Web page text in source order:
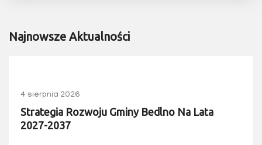
Najnowsze Aktualności
4 sierpnia 2026
Strategia Rozwoju Gminy Bedlno Na Lata
2027-2037